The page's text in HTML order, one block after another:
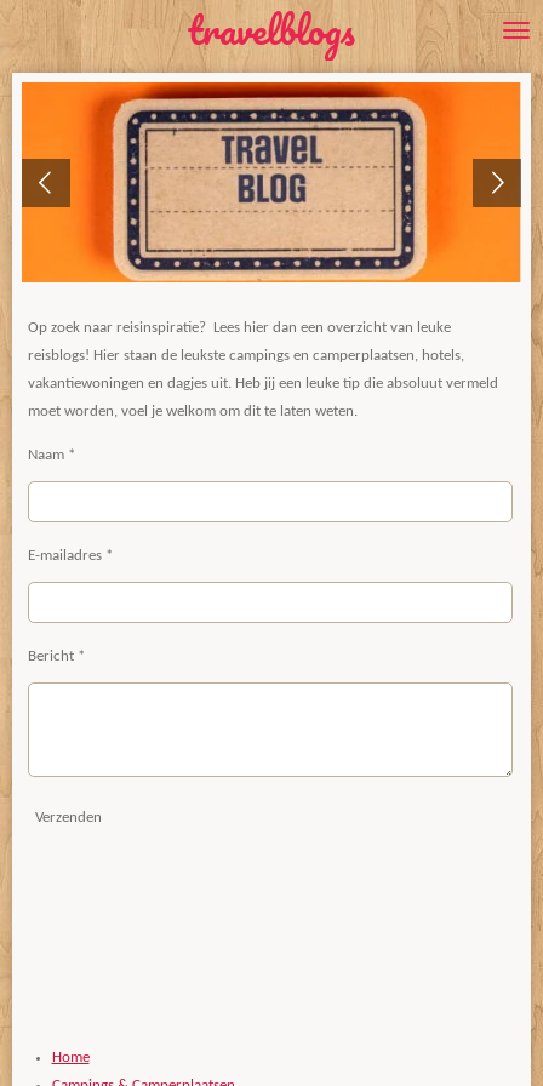
naar
travelblogs
Op zoek naar reisinspiratie? Lees hier dan een overzicht van leuke
reisblogs! Hier staan de leukste campings en camperplaatsen, hotels,
vakantiewoningen en dagjes uit. Heb jij een leuke tip die absoluut vermeld
moet worden, voel je welkom om dit te laten weten.
Naam *
E-mailadres *
Bericht *
Verzenden
Home